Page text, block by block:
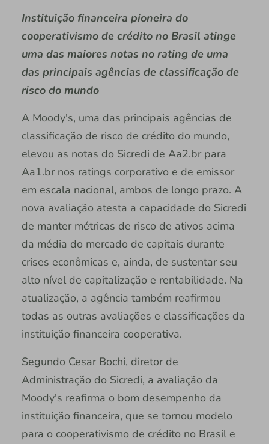
Instituição financeira pioneira do
cooperativismo de crédito no Brasil atinge
uma das maiores notas no rating de uma
das principais agências de classificação de
risco do mundo
A Moody's, uma das principais agências de
classificação de risco de crédito do mundo,
elevou as notas do Sicredi de Aa2.br para
Aa1.br nos ratings corporativo e de emissor
em escala nacional, ambos de longo prazo. A
nova avaliação atesta a capacidade do Sicredi
de manter métricas de risco de ativos acima
da média do mercado de capitais durante
crises econômicas e, ainda, de sustentar seu
alto nível de capitalização e rentabilidade. Na
atualização, a agência também reafirmou
todas as outras avaliações e classificações da
instituição financeira cooperativa.
Segundo Cesar Bochi, diretor de
Administração do Sicredi, a avaliação da
Moody's reafirma o bom desempenho da
instituição financeira, que se tornou modelo
para o cooperativismo de crédito no Brasil e